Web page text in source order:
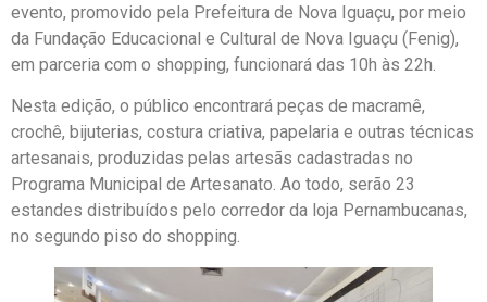
evento, promovido pela Prefeitura de Nova Iguaçu, por meio
da Fundação Educacional e Cultural de Nova Iguaçu (Fenig),
em parceria com o shopping, funcionará das 10h às 22h.
Nesta edição, o público encontrará peças de macramê,
crochê, bijuterias, costura criativa, papelaria e outras técnicas
artesanais, produzidas pelas artesãs cadastradas no
Programa Municipal de Artesanato. Ao todo, serão 23
estandes distribuídos pelo corredor da loja Pernambucanas,
no segundo piso do shopping.